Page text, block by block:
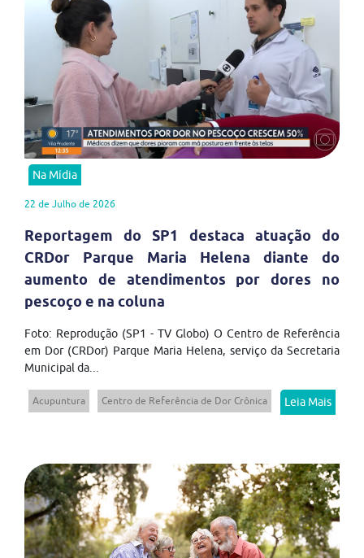
Na Mídia
22 de Julho de 2026
Reportagem do SP1 destaca atuação do
CRDor Parque Maria Helena diante do
aumento de atendimentos por dores no
pescoço e na coluna
Foto: Reprodução (SP1 - TV Globo) O Centro de Referência
em Dor (CRDor) Parque Maria Helena, serviço da Secretaria
Municipal da...
Acupuntura Centro de Referência de Dor Crônica Leia Mais